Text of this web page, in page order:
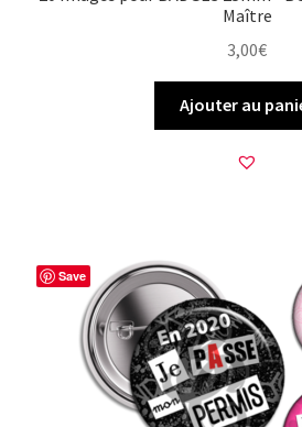
Maître
3,00€
Ajouter au
Save